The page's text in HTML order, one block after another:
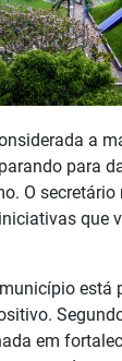
a
para
O
que
está
em